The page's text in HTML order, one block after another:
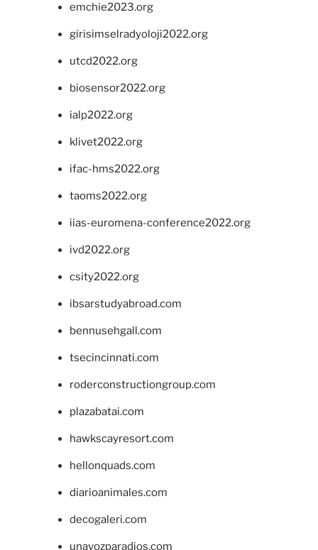
emchie2023.org
girisimselradyoloji2022.org
utcd2022.org
biosensor2022.org
ialp2022.org
klivet2022.org
ifac-hms2022.org
taoms2022.org
iias-euromena-conference2022.org
ivd2022.org
csity2022.org
ibsarstudyabroad.com
bennusehgall.com
tsecincinnati.com
roderconstructiongroup.com
plazabatai.com
hawkscayresort.com
hellonquads.com
diarioanimales.com
decogaleri.com
unavozparadios.com